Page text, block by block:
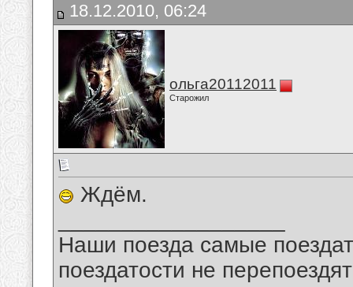
18.12.2010, 06:24
ольга20112011
Старожил
Ждём.
Наши поезда самые
поездатости не